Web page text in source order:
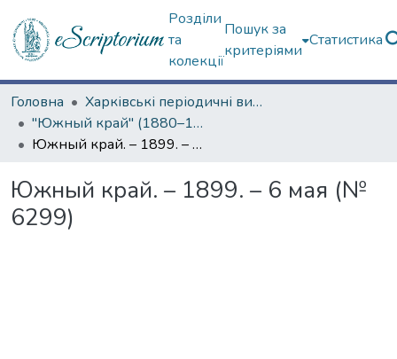
Розділи
та
колекції
Пошук за
критеріями
Статистика
Головна
Харківські періодичні видання
"Южный край" (1880–1919 гг.)
Южный край. – 1899. – 6 мая (№ 6299)
Южный край. – 1899. – 6 мая (№
6299)